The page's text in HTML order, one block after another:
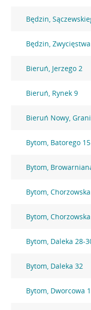
Będzin,
Będzin,
Bieruń, Jerzego 2
Bieruń, Rynek 9
Bieruń Nowy,
Bytom, Batorego 15
Bytom,
Bytom,
Bytom,
Bytom, Daleka 28-
Bytom, Daleka 32
Bytom, Dworcowa 1